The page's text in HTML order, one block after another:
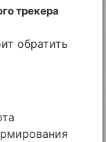
трекера
обратить